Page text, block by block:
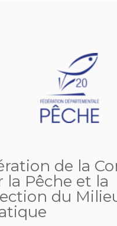
de la
la Pêche et la
du